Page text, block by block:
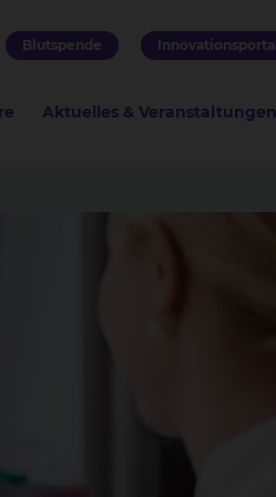
Blutspende Innovationsportal
Aktuelles & Veranstaltungen